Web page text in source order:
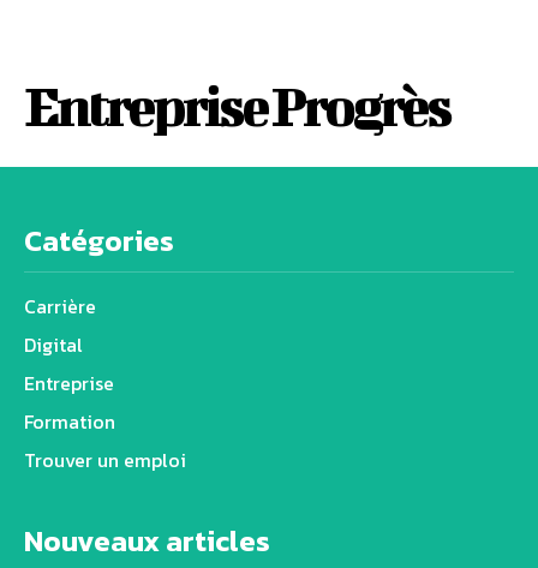
Entreprise Progrès
Catégories
Carrière
Digital
Entreprise
Formation
Trouver un emploi
Nouveaux articles